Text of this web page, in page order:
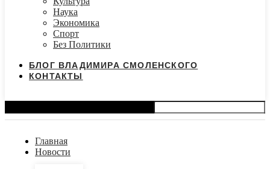
Наука
Экономика
Спорт
Без Политики
БЛОГ ВЛАДИМИРА СМОЛЕНСКОГО
КОНТАКТЫ
Главная
Новости